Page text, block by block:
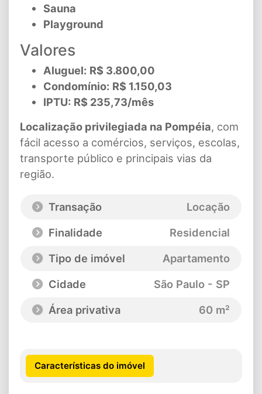
Sauna
Playground
Valores
Aluguel: R$ 3.800,00
Condomínio: R$ 1.150,03
IPTU: R$ 235,73/mês
Localização privilegiada na Pompéia, com
fácil acesso a comércios, serviços, escolas,
transporte público e principais vias da
região.
Transação
Locação
Finalidade
Residencial
Tipo de imóvel
Apartamento
Cidade
São Paulo - SP
Área privativa
60 m²
Características do imóvel